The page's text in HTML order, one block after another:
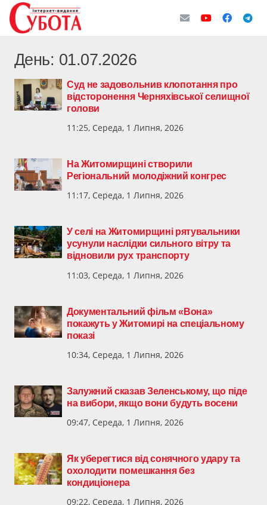
День: 01.07.2026
Суд не задовольнив клопотання про
відсторонення Черняхівської селищної
голови
11:25, Середа, 1 Липня, 2026
На Житомирщині створили
Регіональний молодіжний конгрес
11:17, Середа, 1 Липня, 2026
У селі на Житомирщині рятувальники
усунули наслідки сильного вітру та
відновили рух транспорту
11:03, Середа, 1 Липня, 2026
Документальний фільм «Вона»
покажуть у Житомирі на спеціальному
показі
10:34, Середа, 1 Липня, 2026
Залужний сказав Зеленському, що піде
на вибори, якщо вони будуть восени
09:47, Середа, 1 Липня, 2026
Як уберегтися від сонячного удару та
охолодити помешкання без
кондиціонера
09:22, Середа, 1 Липня, 2026